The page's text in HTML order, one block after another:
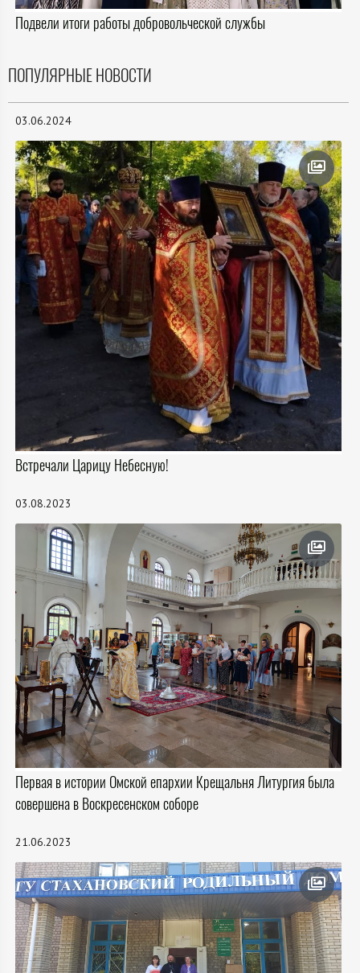
Подвели итоги работы добровольческой службы
ПОПУЛЯРНЫЕ НОВОСТИ
03.06.2024
Встречали Царицу Небесную!
03.08.2023
Первая в истории Омской епархии Крещальня Литургия была
совершена в Воскресенском соборе
21.06.2023